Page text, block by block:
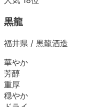
黒龍
福井県 / 黒龍酒造
華やか
芳醇
重厚
穏やか